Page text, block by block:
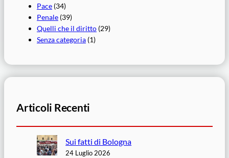
Pace (34)
Penale (39)
Quelli che il diritto (29)
Senza categoria (1)
Articoli Recenti
Sui fatti di Bologna
24 Luglio 2026